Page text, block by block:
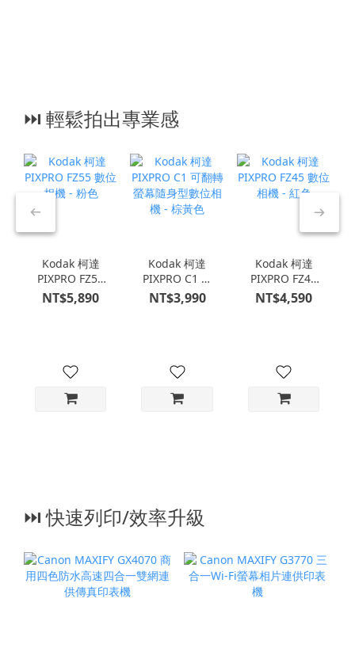
⏭︎ 輕鬆拍出專業感
Kodak 柯達
PIXPRO FZ55
數位相機 - 粉色
NT$5,890
Kodak 柯達
PIXPRO C1 可
翻轉螢幕隨身型
數位相機 - 棕黃
NT$3,990
Kodak 柯達
PIXPRO FZ45
數位相機 - 紅色
NT$4,590
⏭︎ 快速列印/效率升級